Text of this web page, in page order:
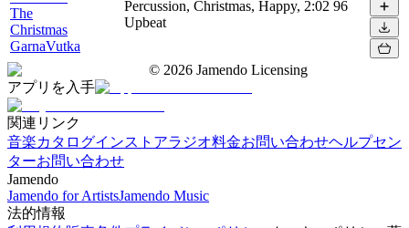
The
Christmas
GarnaVutka
Percussion, Christmas, Happy,
Upbeat
2:02 96
© 2026 Jamendo Licensing
アプリを入手
関連リンク
音楽カタログインストアラジオ料金お問い合わせヘルプセン
ターお問い合わせ
Jamendo
Jamendo for ArtistsJamendo Music
法的情報